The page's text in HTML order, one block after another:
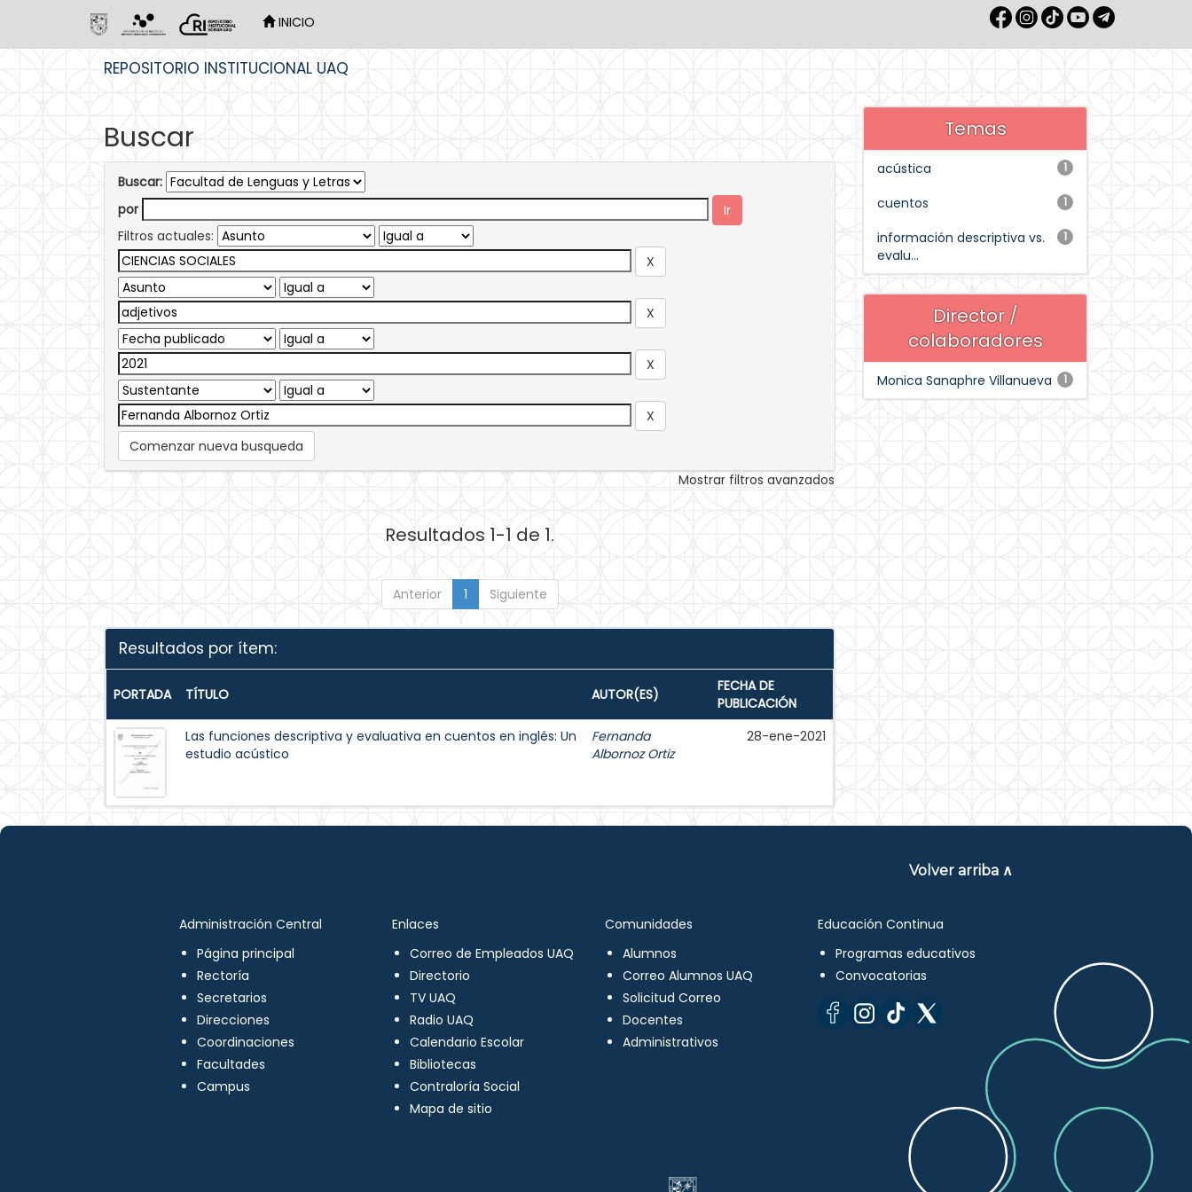
INICIO
REPOSITORIO INSTITUCIONAL UAQ
Buscar
Buscar:
por
Filtros actuales:
Comenzar nueva busqueda
Mostrar filtros avanzados
Resultados 1-1 de 1.
Anterior 1 Siguiente
Resultados por ítem:
PORTADA TÍTULO AUTOR(ES)
FECHA DE
PUBLICACIÓN
Las funciones descriptiva y evaluativa en cuentos en inglés: Un
estudio acústico
Fernanda
Albornoz Ortiz
28-ene-2021
Temas
1
acústica
1
cuentos
1
información descriptiva vs.
evalu...
Director /
colaboradores
1
Monica Sanaphre Villanueva
Volver arriba ∧
Administración Central
Página principal
Rectoría
Secretarios
Direcciones
Coordinaciones
Facultades
Campus
Enlaces
Correo de Empleados UAQ
Directorio
TV UAQ
Radio UAQ
Calendario Escolar
Bibliotecas
Contraloría Social
Mapa de sitio
Comunidades
Alumnos
Correo Alumnos UAQ
Solicitud Correo
Docentes
Administrativos
Educación Continua
Programas educativos
Convocatorias